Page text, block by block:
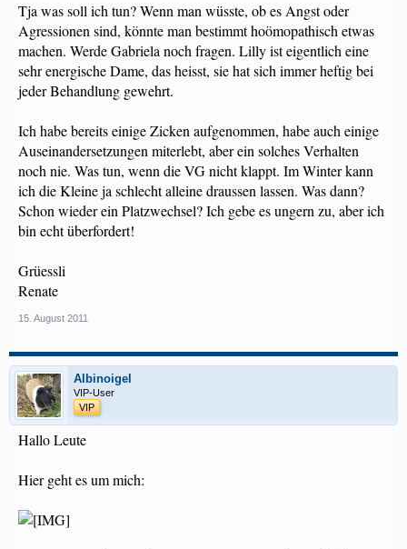
Tja was soll ich tun? Wenn man wüsste, ob es Angst oder
Agressionen sind, könnte man bestimmt hoömopathisch etwas
machen. Werde Gabriela noch fragen. Lilly ist eigentlich eine
sehr energische Dame, das heisst, sie hat sich immer heftig bei
jeder Behandlung gewehrt.
Ich habe bereits einige Zicken aufgenommen, habe auch einige
Auseinandersetzungen miterlebt, aber ein solches Verhalten
noch nie. Was tun, wenn die VG nicht klappt. Im Winter kann
ich die Kleine ja schlecht alleine draussen lassen. Was dann?
Schon wieder ein Platzwechsel? Ich gebe es ungern zu, aber ich
bin echt überfordert!
Grüessli
Renate
15. August 2011
Albinoigel
VIP-User
VIP
Hallo Leute
Hier geht es um mich: